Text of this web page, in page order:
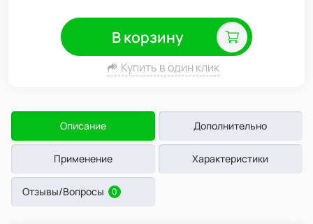
В корзину
Купить в один клик
Описание Дополнительно
Применение Характеристики
Отзывы/Вопросы 0